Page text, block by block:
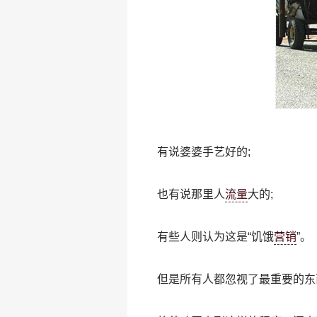
有说婆婆手艺好的;
也有说那里人流量大的;
有些人则认为这是“饥饿营销”。
但是所有人都忽视了最重要的